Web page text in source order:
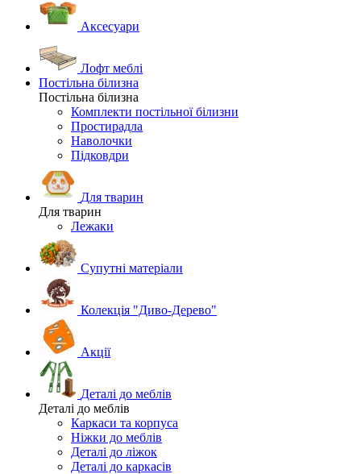
Аксесуари
Лофт меблі
Постільна білизна
Постільна білизна
Комплекти постільної білизни
Простирадла
Наволочки
Підковдри
Для тварин
Для тварин
Лежаки
Супутні матеріали
Колекція "Диво-Дерево"
Акції
Деталі до меблів
Деталі до меблів
Каркаси та корпуса
Ніжки до меблів
Деталі до ліжок
Деталі до каркасів